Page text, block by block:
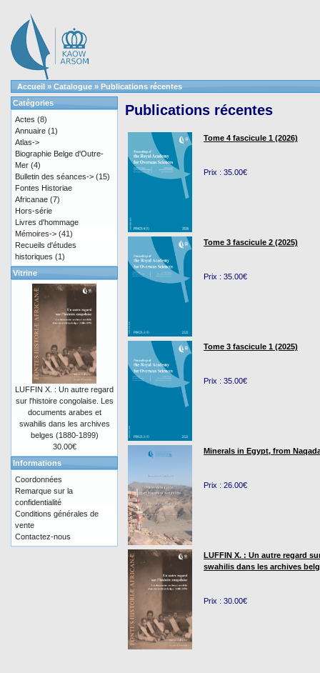
Accueil » Catalogue » Publications récentes
Publications récentes
Tome 4 fascicule 1 (2026)
Prix : 35.00€
Tome 3 fascicule 2 (2025)
Prix : 35.00€
Tome 3 fascicule 1 (2025)
Prix : 35.00€
Minerals in Egypt, from
Prix : 26.00€
LUFFIN X. : Un autre regard
swahilis dans les archives
Prix : 30.00€
Catégories
Actes (8)
Annuaire (1)
Atlas->
Biographie Belge d'Outre-
Mer (4)
Bulletin des séances-> (15)
Fontes Historiae
Africanae (7)
Hors-série
Livres d'hommage
Mémoires-> (41)
Recueils d'études
historiques (1)
Vitrine
LUFFIN X. : Un autre regard
sur l'histoire congolaise. Les
documents arabes et
swahilis dans les archives
belges (1880-1899)
30.00€
Informations
Coordonnées
Remarque sur la
confidentialité
Conditions générales de
vente
Contactez-nous